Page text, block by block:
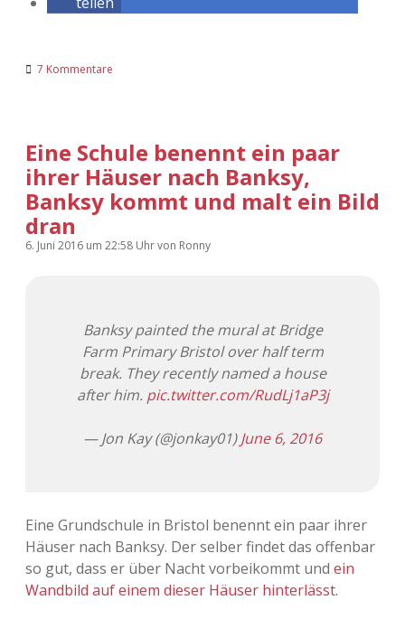
7 Kommentare
Eine Schule benennt ein paar
ihrer Häuser nach Banksy,
Banksy kommt und malt ein Bild
dran
6. Juni 2016 um 22:58 Uhrvon Ronny
Banksy painted the mural at Bridge
Farm Primary Bristol over half term
break. They recently named a house
after him. pic.twitter.com/RudLj1aP3j
— Jon Kay (@jonkay01)June 6, 2016
Eine Grundschule in Bristol benennt ein paar ihrer
Häuser nach Banksy. Der selber findet das offenbar
so gut, dass er über Nacht vorbeikommt und ein
Wandbild auf einem dieser Häuser hinterlässt.